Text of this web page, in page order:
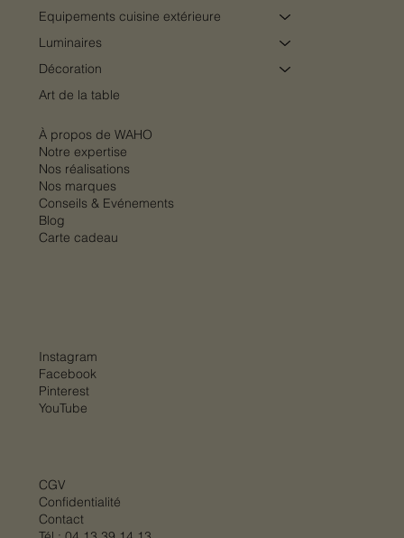
Equipements cuisine extérieure
Luminaires
Décoration
Art de la table
À propos de WAHO
Notre expertise
Nos réalisations
Nos marques
Conseils & Evénements
Blog
Carte cadeau
CGV
Confidentialité
Contact
Instagram
Facebook
Pinterest
YouTube